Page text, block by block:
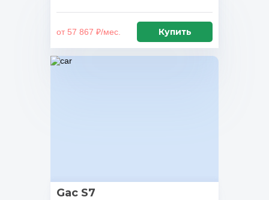
от 57 867 ₽/мес. Купить
Gac S7